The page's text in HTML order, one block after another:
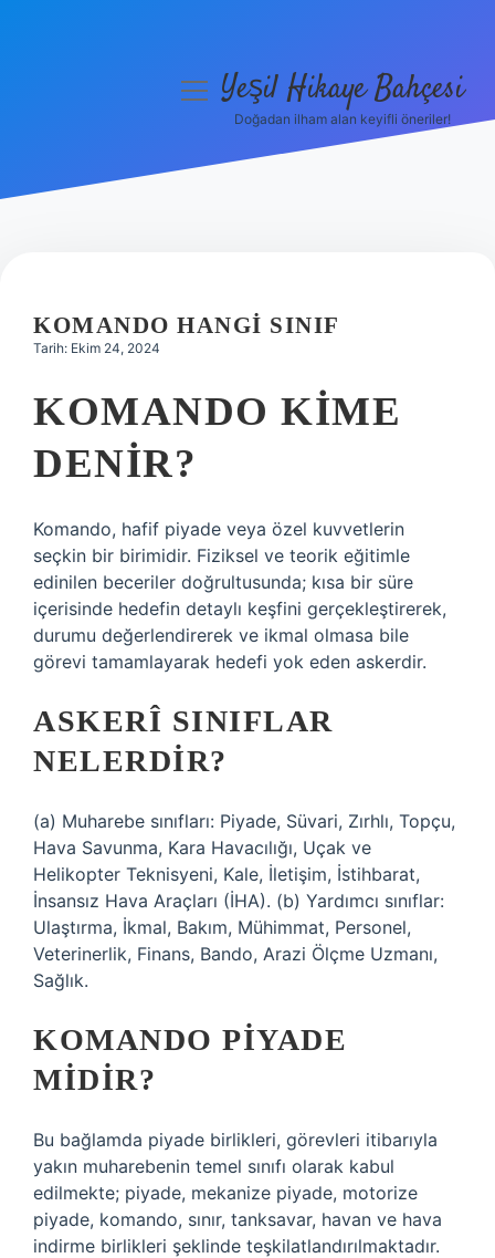
Hakkımızda
menüyüYeşil Hikaye Bahçesi
Doğadan ilham alan keyifli öneriler!
KOMANDO HANGI SINIF
Tarih: Ekim 24, 2024
KOMANDO KIME
DENIR?
Komando, hafif piyade veya özel kuvvetlerin
seçkin bir birimidir. Fiziksel ve teorik eğitimle
edinilen beceriler doğrultusunda; kısa bir süre
içerisinde hedefin detaylı keşfini gerçekleştirerek,
durumu değerlendirerek ve ikmal olmasa bile
görevi tamamlayarak hedefi yok eden askerdir.
ASKERÎ SINIFLAR
NELERDIR?
(a) Muharebe sınıfları: Piyade, Süvari, Zırhlı, Topçu,
Hava Savunma, Kara Havacılığı, Uçak ve
Helikopter Teknisyeni, Kale, İletişim, İstihbarat,
İnsansız Hava Araçları (İHA). (b) Yardımcı sınıflar:
Ulaştırma, İkmal, Bakım, Mühimmat, Personel,
Veterinerlik, Finans, Bando, Arazi Ölçme Uzmanı,
Sağlık.
KOMANDO PIYADE
MIDIR?
Bu bağlamda piyade birlikleri, görevleri itibarıyla
yakın muharebenin temel sınıfı olarak kabul
edilmekte; piyade, mekanize piyade, motorize
piyade, komando, sınır, tanksavar, havan ve hava
indirme birlikleri şeklinde teşkilatlandırılmaktadır.